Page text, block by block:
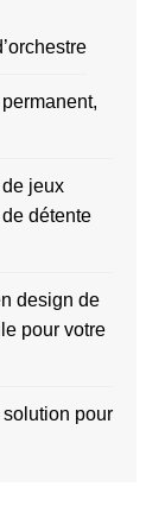
jeux
détente
design de
pour votre
solution pour